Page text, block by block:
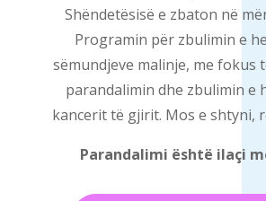
Shëndetësisë e zbaton në
Programin për zbulimin e
sëmundjeve malinje, me fokus
parandalimin dhe zbulimin e
kancerit të gjirit. Mos e shtyni,
Parandalimi është ilaçi